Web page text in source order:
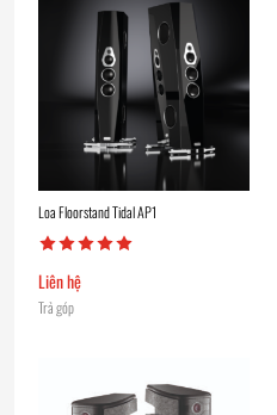
Loa Floorstand Tidal AP1
Liên hệ
Trả góp